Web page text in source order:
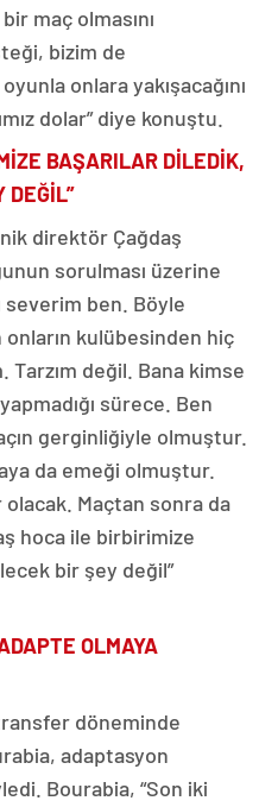
maç olmasını
bizim de
onlara yakışacağını
dolar” diye konuştu.
BAŞARILAR DİLEDİK,
DEĞİL”
direktör Çağdaş
sorulması üzerine
severim ben. Böyle
kulübesinden hiç
değil. Bana kimse
sürece. Ben
gerginliğiyle olmuştur.
da emeği olmuştur.
Maçtan sonra da
hoca ile birbirimize
bir şey değil”
OLMAYA
döneminde
adaptasyon
Bourabia, “Son iki